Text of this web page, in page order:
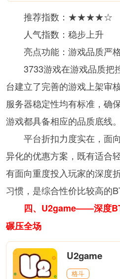
推荐指数：★★★★☆
人气指数：稳步上升
亮点功能：游戏品质严
3733游戏在游戏品质把
台建立了完善的游戏上架审
服务器稳定性均有标准，确
游戏都具备相应的品质底线。
平台折扣力度实在，面
异化的优惠方案，既有适合
有面向重度投入玩家的深度
习惯，是综合性价比较高的
四、U2game——深度
碾压全场
U2game
格斗